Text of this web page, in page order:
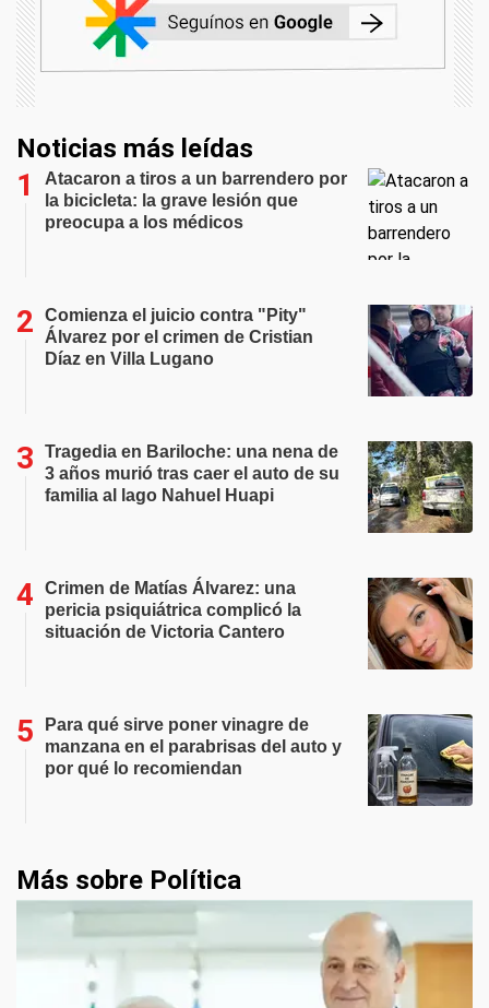
Noticias más leídas
Atacaron a tiros a un barrendero por
la bicicleta: la grave lesión que
preocupa a los médicos
Comienza el juicio contra "Pity"
Álvarez por el crimen de Cristian
Díaz en Villa Lugano
Tragedia en Bariloche: una nena de
3 años murió tras caer el auto de su
familia al lago Nahuel Huapi
Crimen de Matías Álvarez: una
pericia psiquiátrica complicó la
situación de Victoria Cantero
Para qué sirve poner vinagre de
manzana en el parabrisas del auto y
por qué lo recomiendan
Más sobre Política